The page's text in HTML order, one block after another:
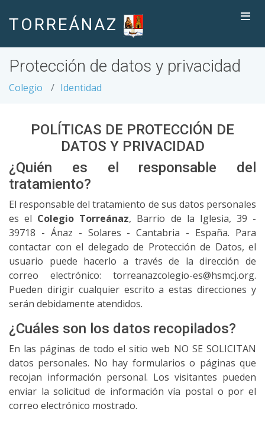
TORREÁNAZ
Protección de datos y privacidad
Colegio Identidad
POLÍTICAS DE PROTECCIÓN DE
DATOS Y PRIVACIDAD
¿Quién es el responsable del
tratamiento?
El responsable del tratamiento de sus datos personales
es el Colegio Torreánaz, Barrio de la Iglesia, 39 -
39718 - Ánaz - Solares - Cantabria - España. Para
contactar con el delegado de Protección de Datos, el
usuario puede hacerlo a través de la dirección de
correo electrónico: torreanazcolegio-es@hsmcj.org.
Pueden dirigir cualquier escrito a estas direcciones y
serán debidamente atendidos.
¿Cuáles son los datos recopilados?
En las páginas de todo el sitio web NO SE SOLICITAN
datos personales. No hay formularios o páginas que
recojan información personal. Los visitantes pueden
enviar la solicitud de información vía postal o por el
correo electrónico mostrado.